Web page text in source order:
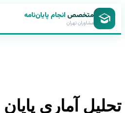
متخصصانجام پایان‌نامه
مشاوران تهران
آماری پایان